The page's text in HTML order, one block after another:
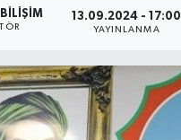
13.09.2024 - 17:00
YAYINLANMA